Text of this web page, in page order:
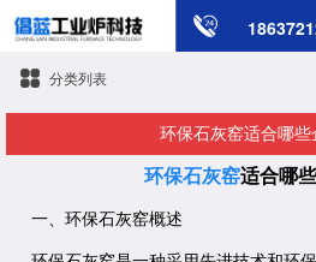
分类列表
环保石灰窑适合哪些
环保石灰窑适合哪
一、环保石灰窑概述